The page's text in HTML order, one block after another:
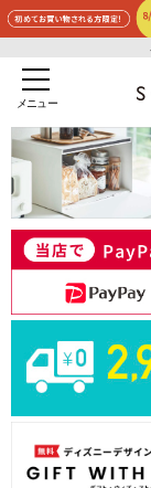
メニュー